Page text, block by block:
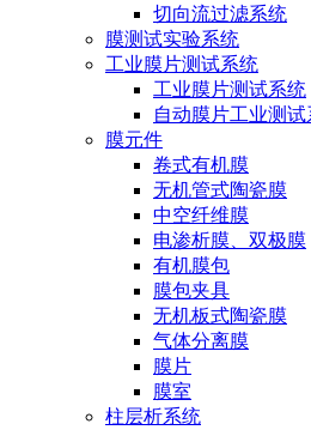
切向流过滤系统
膜测试实验系统
工业膜片测试系统
工业膜片测试系统
自动膜片工业测试
膜元件
卷式有机膜
无机管式陶瓷膜
中空纤维膜
电渗析膜、双极膜
有机膜包
膜包夹具
无机板式陶瓷膜
气体分离膜
膜片
膜室
柱层析系统